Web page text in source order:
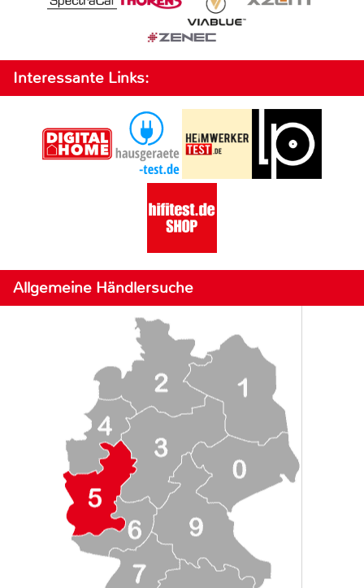
Interessante Links:
Allgemeine Händlersuche